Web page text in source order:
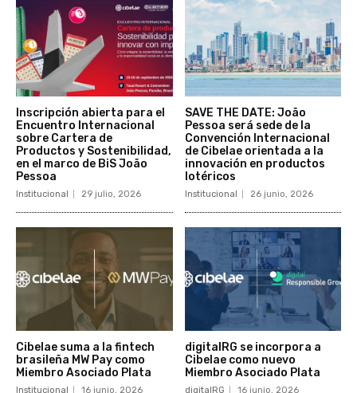
Inscripción abierta para el
Encuentro Internacional
sobre Cartera de
Productos y Sostenibilidad,
en el marco de BiS João
Pessoa
Institucional 29 julio, 2026
SAVE THE DATE: João
Pessoa será sede de la
Convención Internacional
de Cibelae orientada a la
innovación en productos
lotéricos
Institucional 26 junio, 2026
Cibelae suma a la fintech
brasileña MW Pay como
Miembro Asociado Plata
Institucional 16 junio, 2026
digitalRG se incorpora a
Cibelae como nuevo
Miembro Asociado Plata
digitalRG 16 junio, 2026